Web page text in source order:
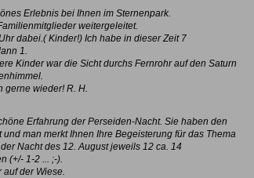
Erlebnis bei Ihnen im Sternenpark.
weitergeleitet.
dabei.( Kinder!) Ich habe in dieser Zeit 7
1.
Kinder war die Sicht durchs Fernrohr auf den Saturn
wieder! R. H.
Erfahrung der Perseiden-Nacht. Sie haben den
man merkt Ihnen Ihre Begeisterung für das Thema
Nacht des 12. August jeweils 12 ca. 14
(+/- 1-2 ... ;-).
auf der Wiese.